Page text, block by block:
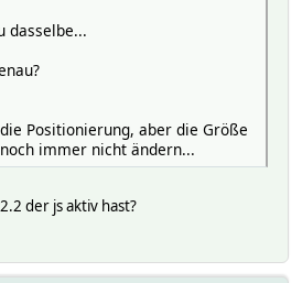
dasselbe...
Positionierung, aber die Größe
immer nicht ändern...
der js aktiv hast?